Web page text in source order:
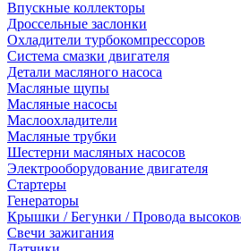
Впускные коллекторы
Дроссельные заслонки
Охладители турбокомпрессоров
Система смазки двигателя
Детали масляного насоса
Масляные щупы
Масляные насосы
Маслоохладители
Масляные трубки
Шестерни масляных насосов
Электрооборудование двигателя
Стартеры
Генераторы
Крышки / Бегунки / Провода
Свечи зажигания